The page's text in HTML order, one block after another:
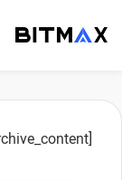
[category_archive_content]